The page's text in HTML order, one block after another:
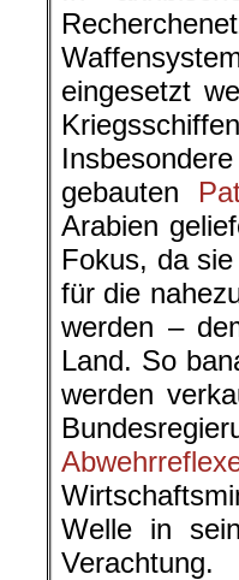
eingesetzt
gebauten
Arabien
Fokus, da
für die
werden –
Land. So
werden
Welle in
Verachtung.